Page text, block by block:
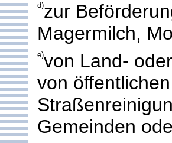
d)zur
Magermilch,
e)von Land-
von
Gemeinden